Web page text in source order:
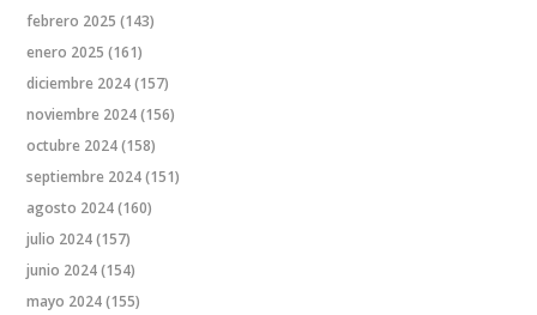
febrero 2025 (143)
enero 2025 (161)
diciembre 2024(157)
noviembre 2024(156)
octubre 2024(158)
septiembre 2024(151)
agosto 2024(160)
julio 2024(157)
junio 2024(154)
mayo 2024(155)